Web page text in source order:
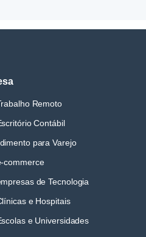
Remoto
Contábil
para Varejo
commerce
de Tecnologia
e Hospitais
e Universidades